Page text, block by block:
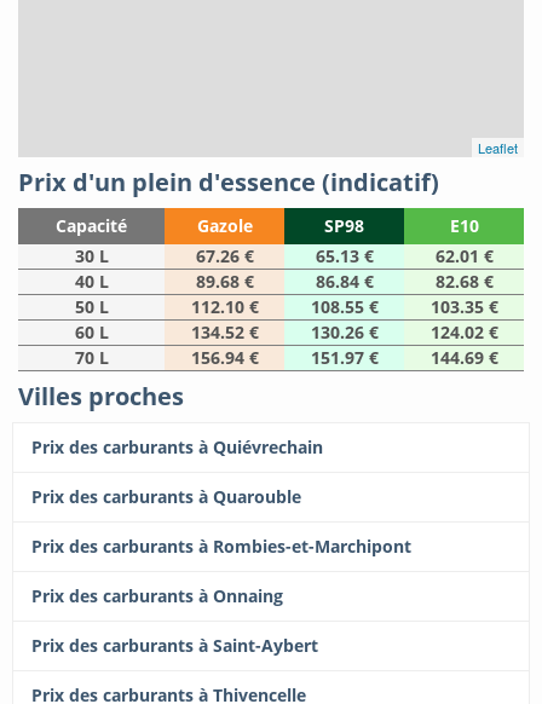
Leaflet
Prix d'un plein d'essence (indicatif)
Capacité Gazole SP98
E10
30 L
67.26 € 65.13 €
62.01 €
40 L
89.68 € 86.84 €
82.68 €
50 L
112.10 € 108.55 €
103.35 €
60 L
134.52 € 130.26 €
124.02 €
70 L
156.94 € 151.97 € 144.69 €
Villes proches
Prix des carburants à Quiévrechain
Prix des carburants à Quarouble
Prix des carburants à Rombies-et-Marchipont
Prix des carburants à Onnaing
Prix des carburants à Saint-Aybert
Prix des carburants à Thivencelle